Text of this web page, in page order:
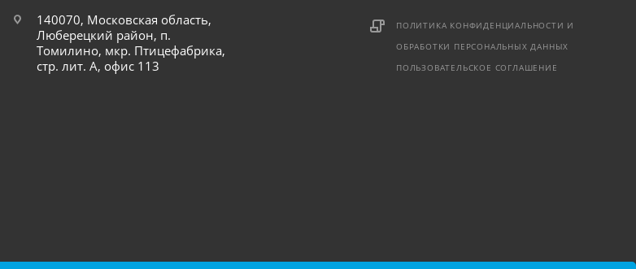
140070, Московская область,
Люберецкий район, п.
Томилино, мкр. Птицефабрика,
стр. лит. А, офис 113
ПОЛИТИКА КОНФИДЕНЦИАЛЬНОСТИ И
ОБРАБОТКИ ПЕРСОНАЛЬНЫХ ДАННЫХ
ПОЛЬЗОВАТЕЛЬСКОЕ СОГЛАШЕНИЕ